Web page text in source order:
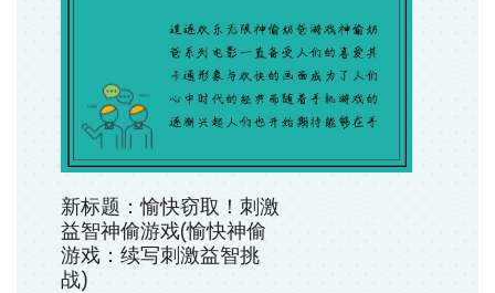
新标题：愉快窃取！刺激
益智神偷游戏(愉快神偷
游戏：续写刺激益智挑
战)